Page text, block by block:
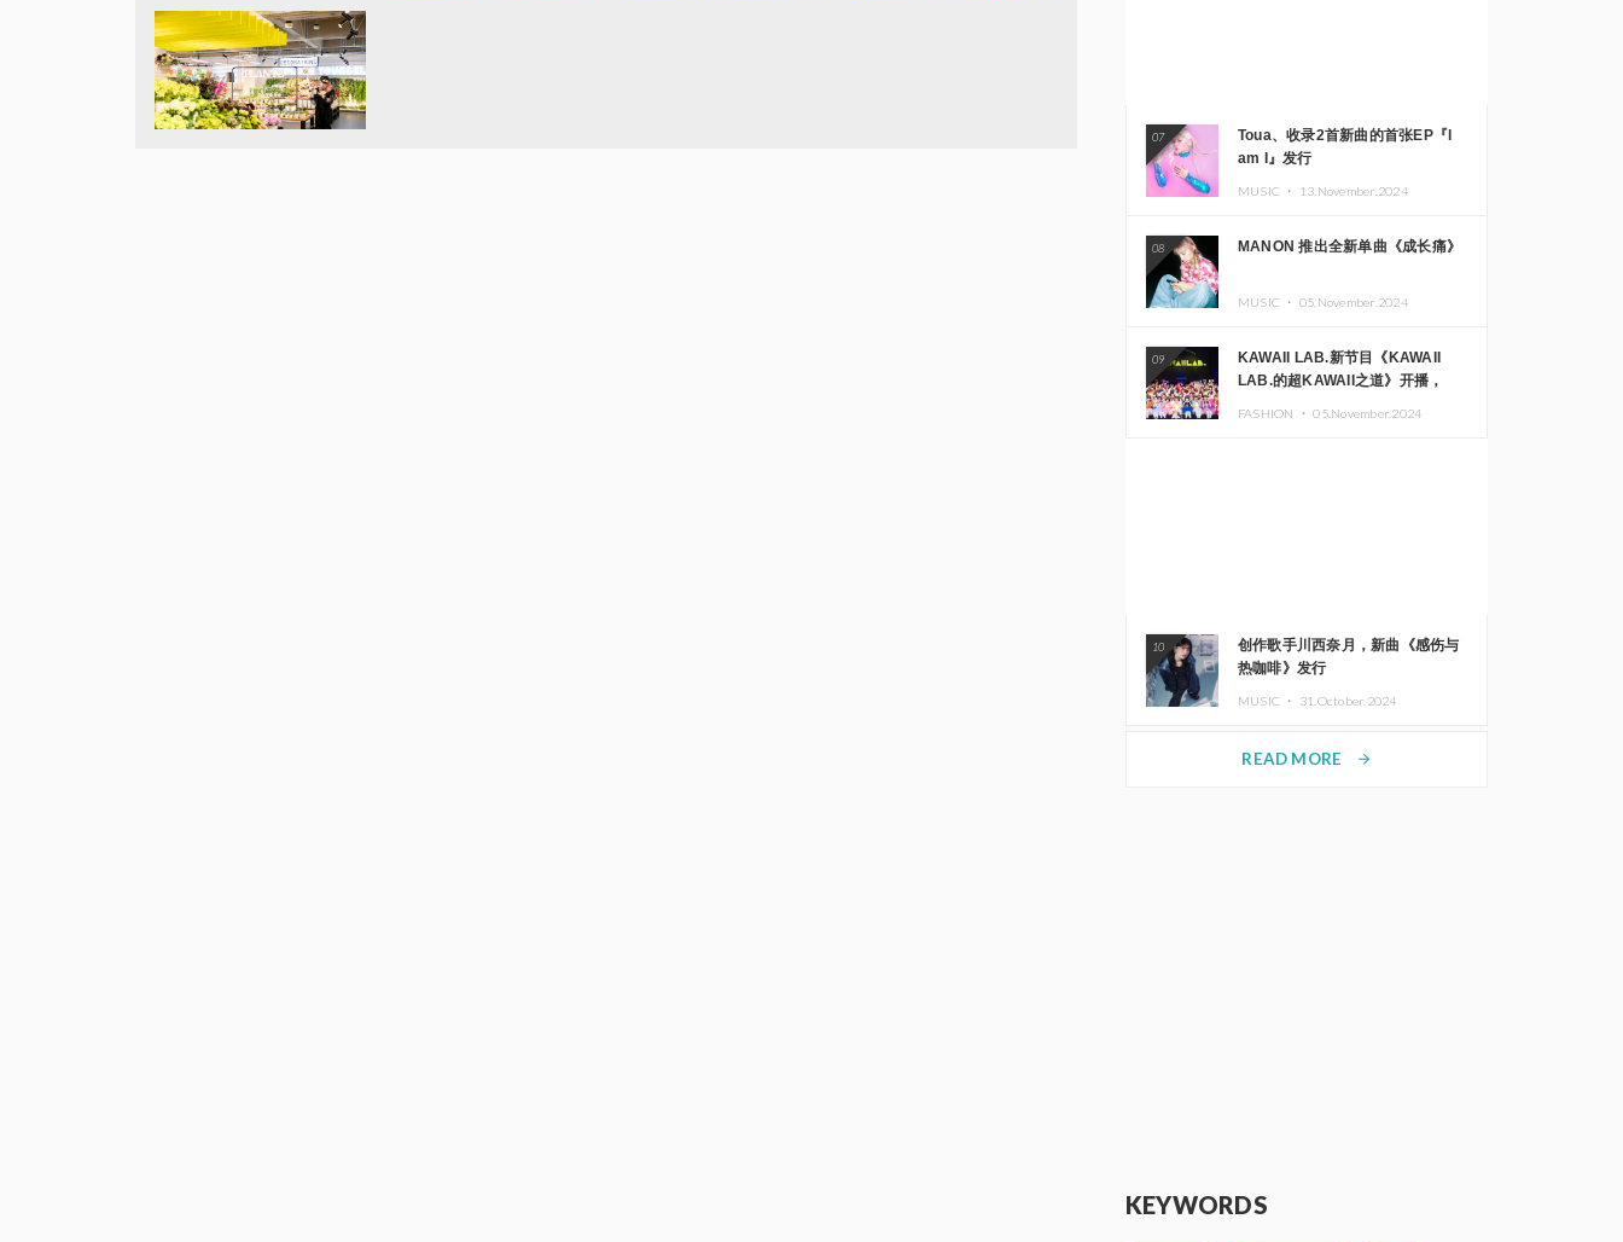
07
Toua、收录2首新曲的首张EP『I
am I』发行
MUSIC ・ 13.November.2024
08 MANON 推出全新单曲《成长痛》
MUSIC ・ 05.November.2024
09
KAWAII LAB.新节目《KAWAII
LAB.的超KAWAII之道》开播，
FASHION ・05.November.2024
10
创作歌手川西奈月，新曲《感伤与
热咖啡》发行
MUSIC ・ 31.October.2024
READ MORE arrow_forward
KEYWORDS